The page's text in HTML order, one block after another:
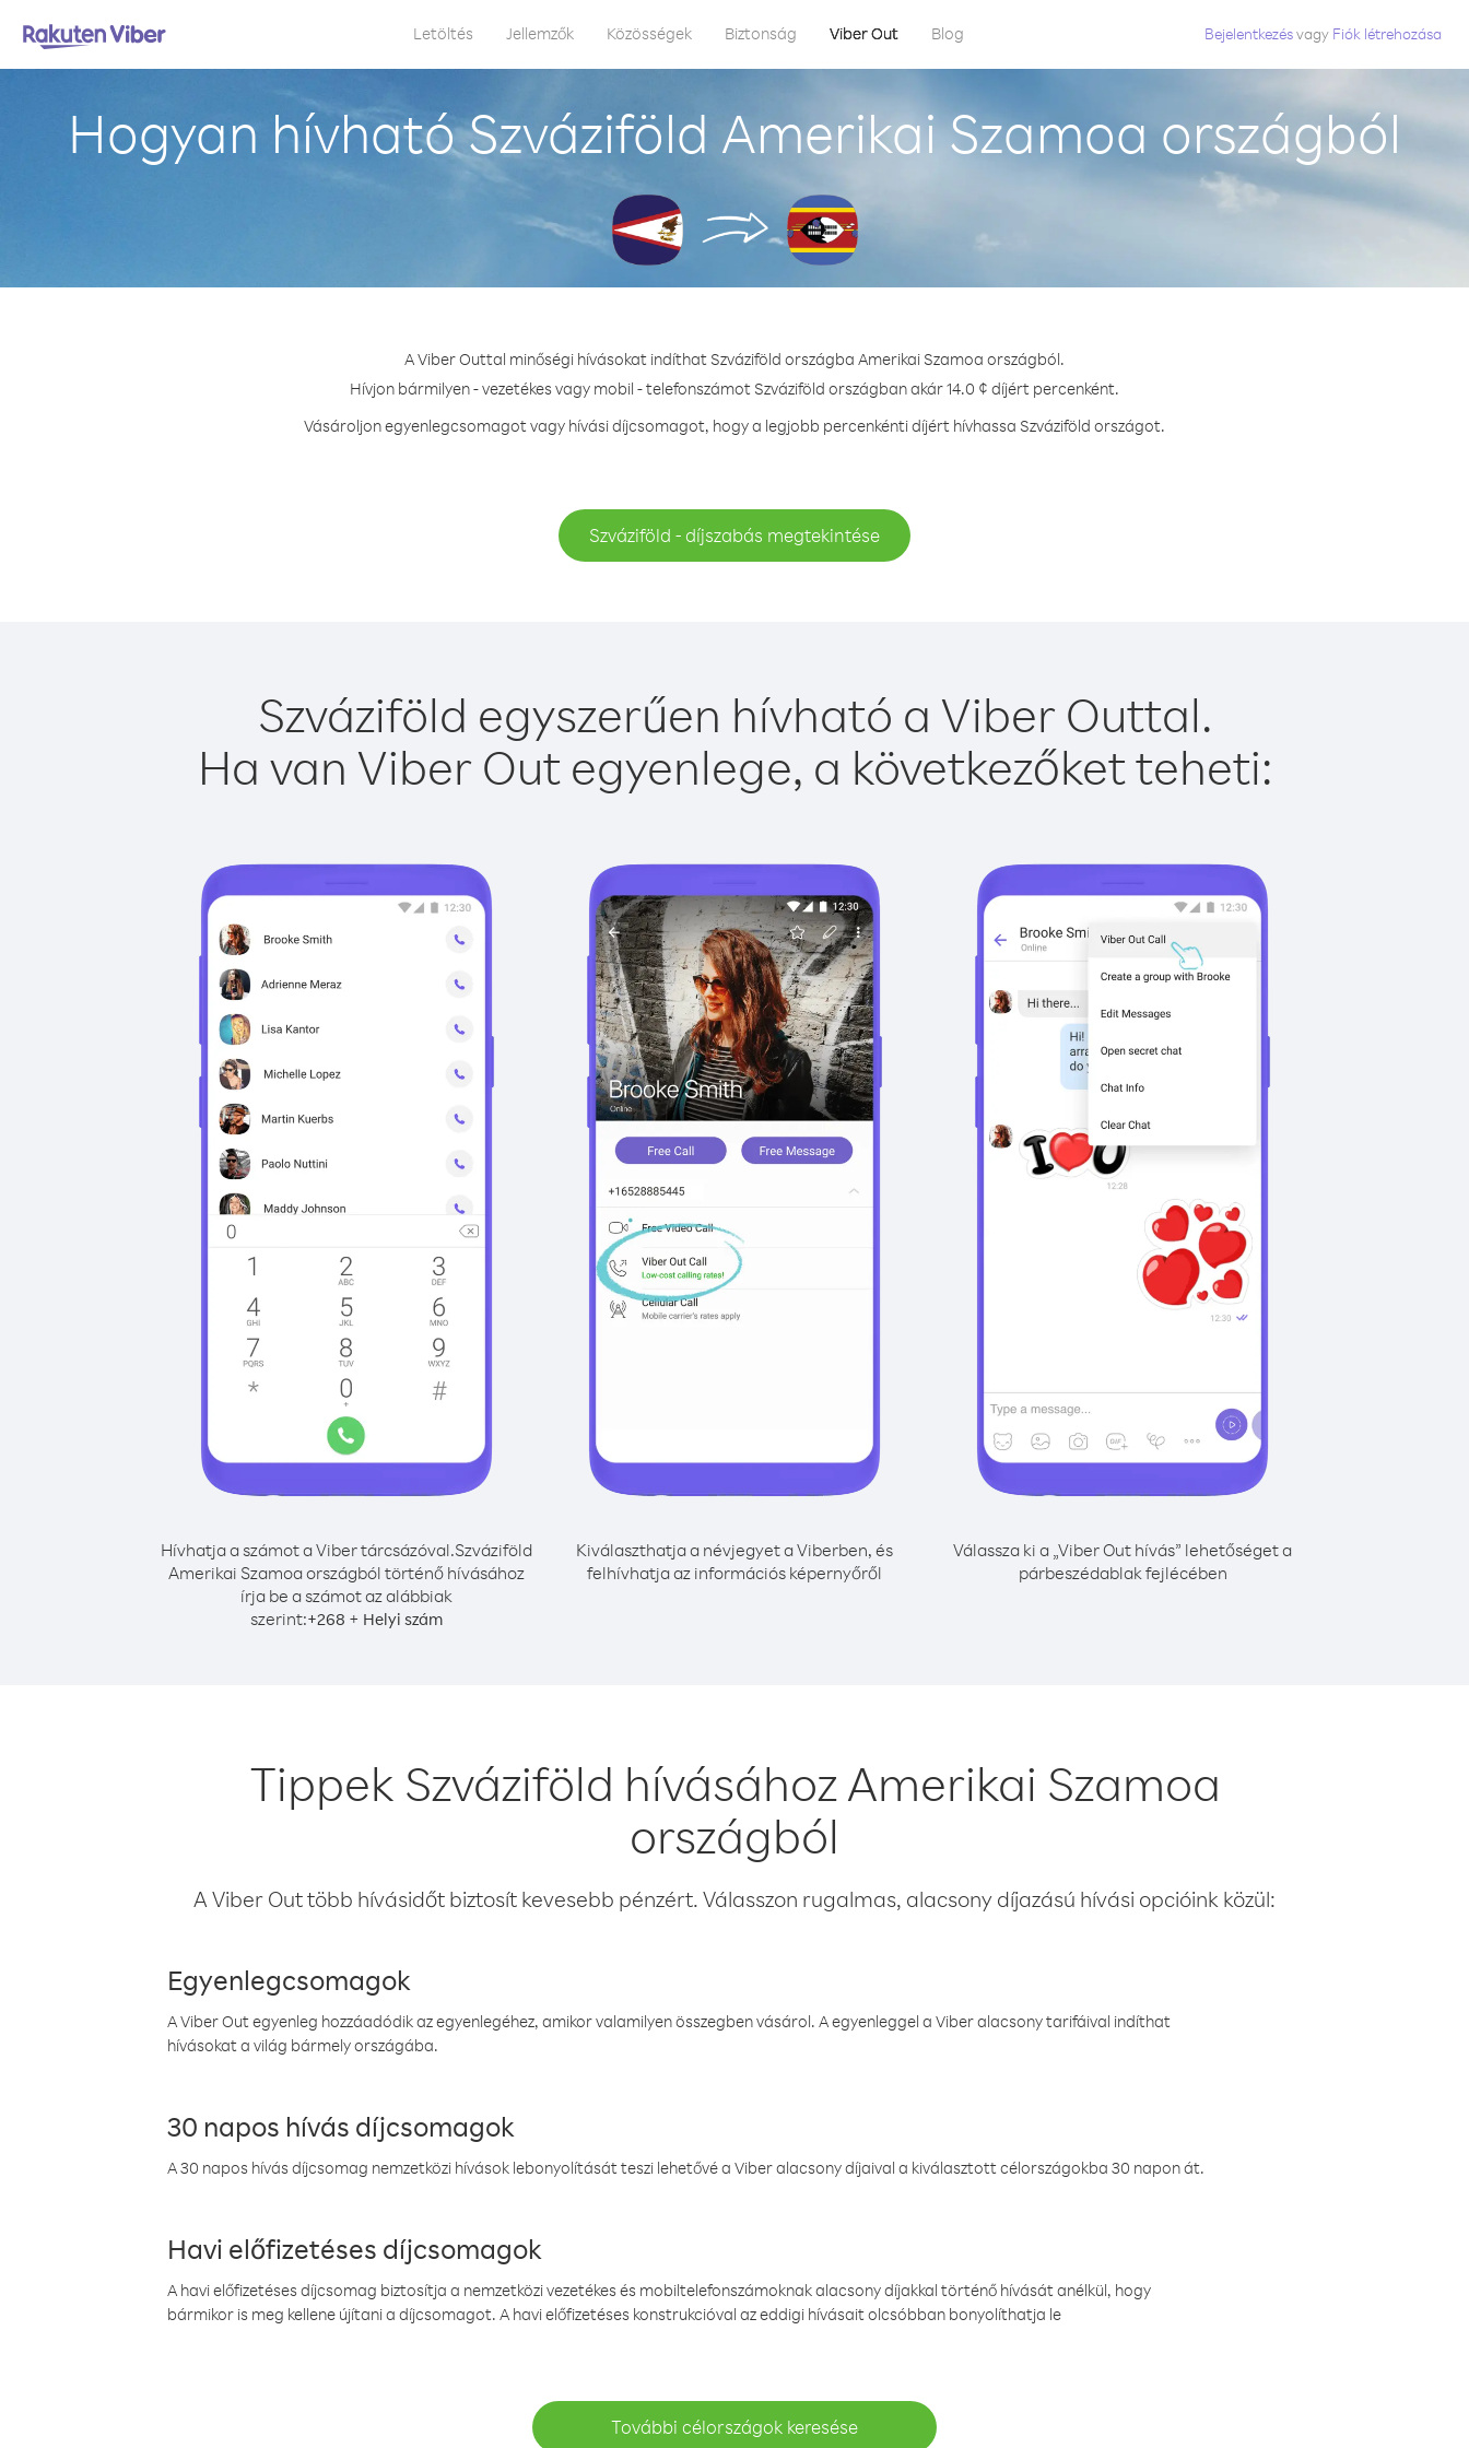
Letöltés Jellemzők Közösségek Biztonság Viber Out Blog Bejelentkezésvagy Fiók létrehozása
Hogyan hívható Szváziföld Amerikai Szamoa országból
A Viber Outtal minőségi hívásokat indíthat Szváziföld országba Amerikai Szamoa országból.
Hívjon bármilyen - vezetékes vagy mobil - telefonszámot Szváziföld országban akár 14.0 ¢ díjért percenként.
Vásároljon egyenlegcsomagot vagy hívási díjcsomagot, hogy a legjobb percenkénti díjért hívhassa Szváziföld országot.
Szváziföld - díjszabás megtekintése
Szváziföld egyszerűen hívható a Viber Outtal.
Ha van Viber Out egyenlege, a következőket teheti:
Hívhatja a számot a Viber tárcsázóval.Szváziföld
Amerikai Szamoa országból történő hívásához
írja be a számot az alábbiak
szerint:+268 + Helyi szám
Kiválaszthatja a névjegyet a Viberben, és
felhívhatja az információs képernyőről
Válassza ki a „Viber Out hívás” lehetőséget a
párbeszédablak fejlécében
Tippek Szváziföld hívásához Amerikai Szamoa
országból
A Viber Out több hívásidőt biztosít kevesebb pénzért. Válasszon rugalmas, alacsony díjazású hívási opcióink közül:
Egyenlegcsomagok
A Viber Out egyenleg hozzáadódik az egyenlegéhez, amikor valamilyen összegben vásárol. A egyenleggel a Viber alacsony tarifáival indíthat
hívásokat a világ bármely országába.
30 napos hívás díjcsomagok
A 30 napos hívás díjcsomag nemzetközi hívások lebonyolítását teszi lehetővé a Viber alacsony díjaival a kiválasztott célországokba 30 napon át.
Havi előfizetéses díjcsomagok
A havi előfizetéses díjcsomag biztosítja a nemzetközi vezetékes és mobiltelefonszámoknak alacsony díjakkal történő hívását anélkül, hogy
bármikor is meg kellene újítani a díjcsomagot. A havi előfizetéses konstrukcióval az eddigi hívásait olcsóbban bonyolíthatja le
További célországok keresése